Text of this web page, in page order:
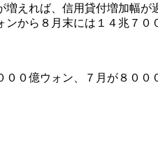
えれば、信用貸付増加幅が
から８月末には１４兆７
０億ウォン、７月が８００